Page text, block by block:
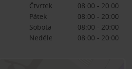
Čtvrtek
08:00 - 20:00
Pátek
08:00 - 20:00
Sobota
08:00 - 20:00
Neděle
08:00 - 20:00